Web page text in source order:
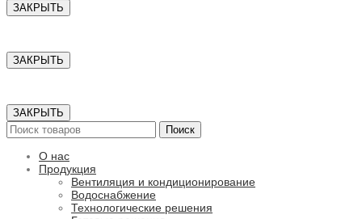
ЗАКРЫТЬ
ЗАКРЫТЬ
ЗАКРЫТЬ
Поиск
О нас
Продукция
Вентиляция и кондиционирование
Водоснабжение
Технологические решения